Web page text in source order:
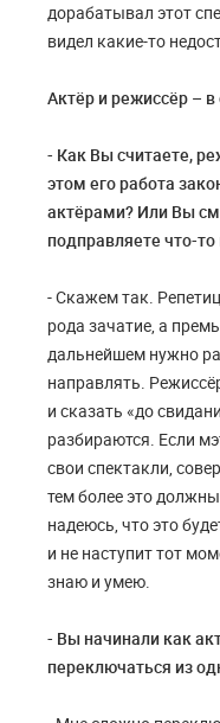
дорабатывал этот
видел какие-то
Актёр и режиссёр –
- Как Вы считаете,
этом его работа
актёрами? Или Вы
подправляете что-то
- Скажем так.
рода зачатие, а
дальнейшем нужно
направлять.
и сказать «до
разбираются. Если
свои спектакли,
тем более это
надеюсь, что это
и не наступит тот
знаю и умею.
- Вы начинали как
переключаться из